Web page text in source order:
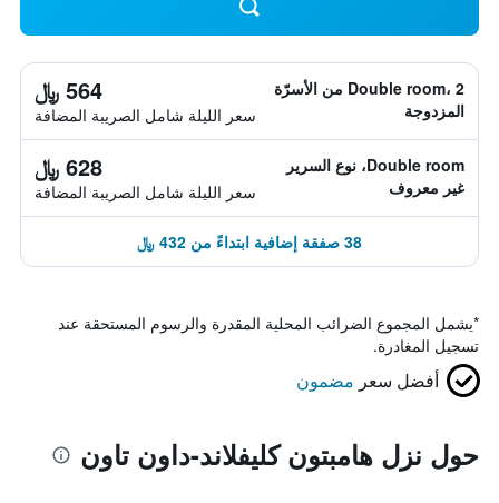
Double room، 2 من الأسرّة
المزدوجة
564 ﷼
سعر الليلة شامل الصريبة المضافة
Double room، نوع السرير
غير معروف
628 ﷼
سعر الليلة شامل الصريبة المضافة
38 صفقة إضافية ابتداءً من 432 ﷼
*يشمل المجموع الضرائب المحلية المقدرة والرسوم المستحقة عند
تسجيل المغادرة.
أفضل سعر مضمون
حول نزل هامبتون كليفلاند-داون تاون